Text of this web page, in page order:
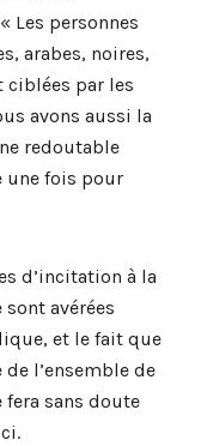
Les personnes
arabes, noires,
ciblées par les
avons aussi la
redoutable
une fois pour
d’incitation à la
avérées
et le fait que
l’ensemble de
sans doute